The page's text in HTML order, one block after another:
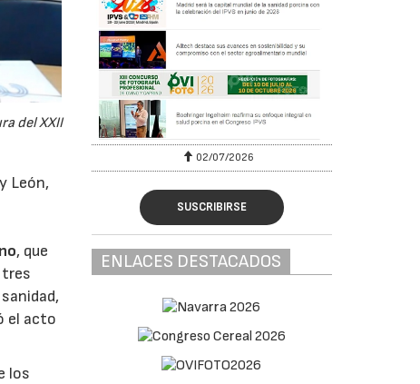
del XXII
León,
, que
tres
el acto
los
02/07/2026
SUSCRIBIRSE
ENLACES DESTACADOS